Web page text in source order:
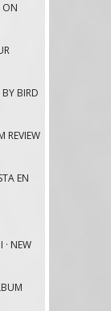
ON
BY BIRD
REVIEW
EN
· NEW